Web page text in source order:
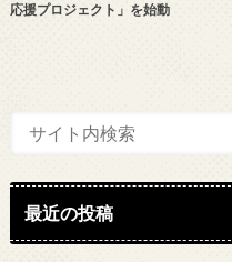
応援プロジェクト」を始動
最近の投稿